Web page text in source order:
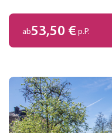
Entdecken Sie
ab53,50 € p.P.